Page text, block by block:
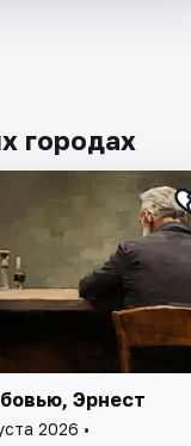
городах
Эрнест
2026 •